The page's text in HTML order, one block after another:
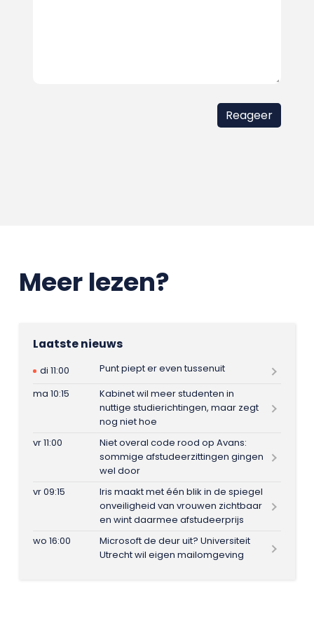
Meer lezen?
Laatste nieuws
di 11:00
Punt piept er even tussenuit
ma 10:15
Kabinet wil meer studenten in
nuttige studierichtingen, maar zegt
nog niet hoe
vr 11:00
Niet overal code rood op Avans:
sommige afstudeerzittingen gingen
wel door
vr 09:15
Iris maakt met één blik in de spiegel
onveiligheid van vrouwen zichtbaar
en wint daarmee afstudeerprijs
wo 16:00
Microsoft de deur uit? Universiteit
Utrecht wil eigen mailomgeving